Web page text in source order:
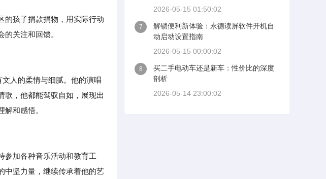
的孩子捐款捐物，用实际行动
关注和回馈。
人的柔情与细腻。他的演唱
歌，他都能驾驭自如，展现出
和感悟。
参加各种音乐活动和教育工
中坚力量，继续传承着他的艺
2026-05-15 01:50:02
7
解锁便利新体验：永德读屏软件开机自
动启动设置指南
2026-05-15 00:00:02
8
买二手电动车还是新车：性价比的深度
剖析
2026-05-14 23:00:02